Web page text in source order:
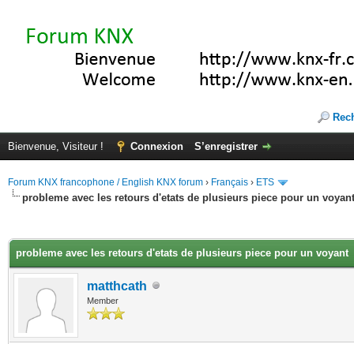
Bienvenue, Visiteur ! Connexion S’enregistrer
Forum KNX francophone / English KNX forum › Français › ETS
probleme avec les retours d'etats de plusieurs piece pour un voyant
probleme avec les retours d'etats de plusieurs piece pour un voyant
matthcath
Member